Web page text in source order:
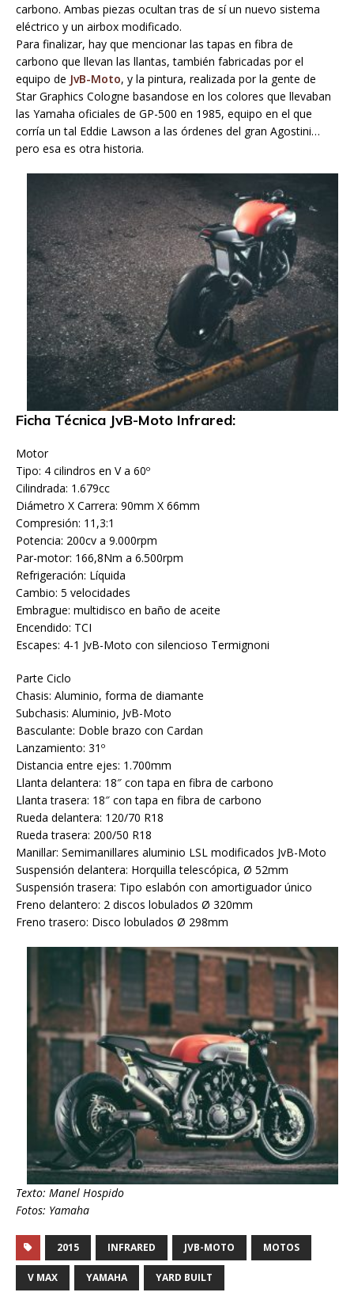
carbono. Ambas piezas ocultan tras de sí un nuevo sistema
eléctrico y un airbox modificado.
Para finalizar, hay que mencionar las tapas en fibra de
carbono que llevan las llantas, también fabricadas por el
equipo de JvB-Moto, y la pintura, realizada por la gente de
Star Graphics Cologne basandose en los colores que llevaban
las Yamaha oficiales de GP-500 en 1985, equipo en el que
corría un tal Eddie Lawson a las órdenes del gran Agostini…
pero esa es otra historia.
Ficha Técnica JvB-Moto Infrared:
Motor
Tipo: 4 cilindros en V a 60º
Cilindrada: 1.679cc
Diámetro X Carrera: 90mm X 66mm
Compresión: 11,3:1
Potencia: 200cv a 9.000rpm
Par-motor: 166,8Nm a 6.500rpm
Refrigeración: Líquida
Cambio: 5 velocidades
Embrague: multidisco en baño de aceite
Encendido: TCI
Escapes: 4-1 JvB-Moto con silencioso Termignoni
Parte Ciclo
Chasis: Aluminio, forma de diamante
Subchasis: Aluminio, JvB-Moto
Basculante: Doble brazo con Cardan
Lanzamiento: 31º
Distancia entre ejes: 1.700mm
Llanta delantera: 18″ con tapa en fibra de carbono
Llanta trasera: 18″ con tapa en fibra de carbono
Rueda delantera: 120/70 R18
Rueda trasera: 200/50 R18
Manillar: Semimanillares aluminio LSL modificados JvB-Moto
Suspensión delantera: Horquilla telescópica, Ø 52mm
Suspensión trasera: Tipo eslabón con amortiguador único
Freno delantero: 2 discos lobulados Ø 320mm
Freno trasero: Disco lobulados Ø 298mm
Texto: Manel Hospido
Fotos: Yamaha
2015 INFRARED JVB-MOTO MOTOS
V MAX YAMAHA YARD BUILT